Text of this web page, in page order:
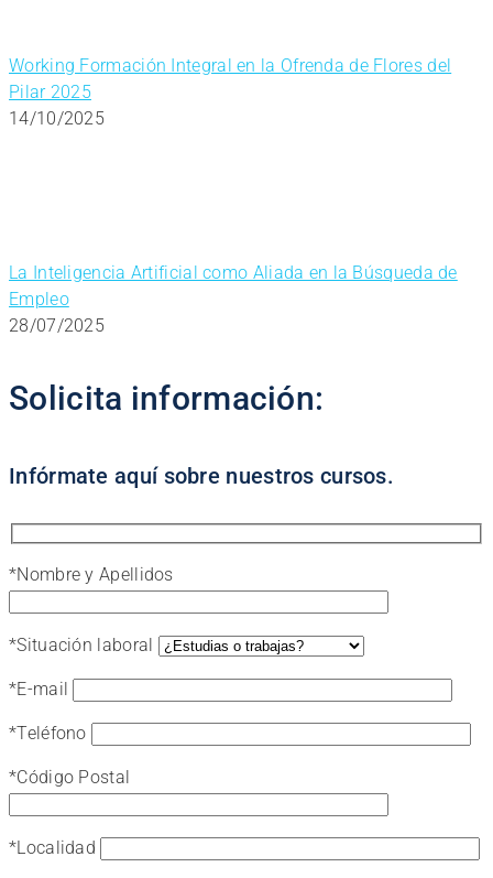
Working Formación Integral en la Ofrenda de Flores del
Pilar 2025
14/10/2025
La Inteligencia Artificial como Aliada en la Búsqueda de
Empleo
28/07/2025
Solicita información:
Infórmate aquí sobre nuestros cursos.
*Nombre y Apellidos
*Situación laboral
*E-mail
*Teléfono
*Código Postal
*Localidad